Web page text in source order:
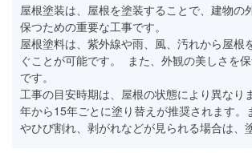
屋根塗装は、屋根を塗装することで、建物の
保つための重要な工事です。
屋根塗料は、紫外線や雨、風、汚れから屋根
ぐことが可能です。 また、外観の美しさを
です。
工事の目安時期は、屋根の状態により異なり
年から15年ごとに塗り替えが推奨されます。
やひび割れ、剥がれなどが見られる場合は、